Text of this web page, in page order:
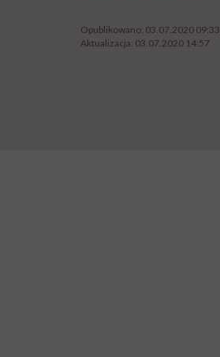
Opublikowano: 03.07.2020 09:33
Aktualizacja: 03.07.2020 14:57